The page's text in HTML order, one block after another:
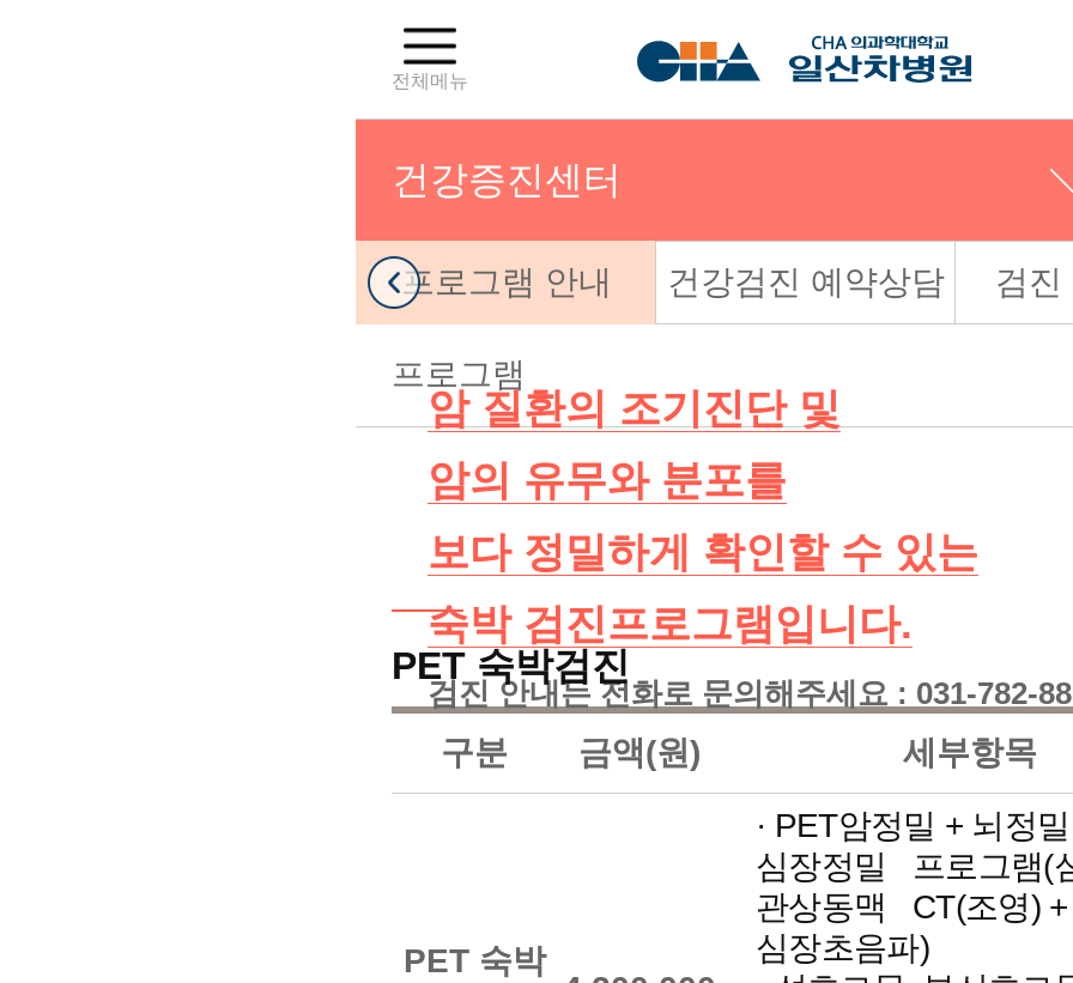
전체메뉴
건강증진센터
분만센터
난임센터
부인종양센터
유방암센터
갑상선암센터
로봇수술센터
인공신장센터
프로그램 안내 건강검진 예약상담 검진
프로그램
암 질환의 조기진단 및
암의 유무와 분포를
보다 정밀하게 확인할 수 있는
숙박 검진프로그램입니다.
검진 안내는 전화로 문의해주세요 : 031-782-
PET 숙박검진
구분 금액(원) 세부항목
PET 숙박
· PET암정밀 + 뇌정
심장정밀 프로그램(
관상동맥 CT(조영) +
심장초음파)